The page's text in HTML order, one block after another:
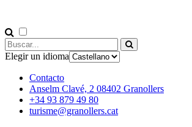
Elegir un idioma
Contacto
Anselm Clavé, 2 08402 Granollers
+34 93 879 49 80
turisme@granollers.cat